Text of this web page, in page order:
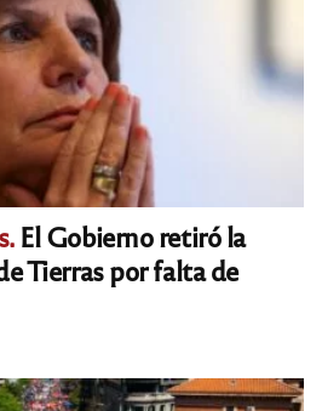
El Gobierno retiró la
Tierras por falta de